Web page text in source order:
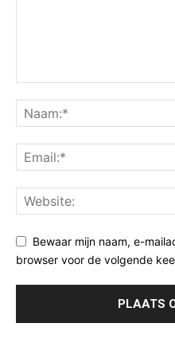
Bewaar mijn naam, e-
browser voor de volgende